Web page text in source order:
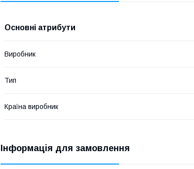
Основні атрибути
Виробник
Тип
Країна виробник
Інформація для замовлення